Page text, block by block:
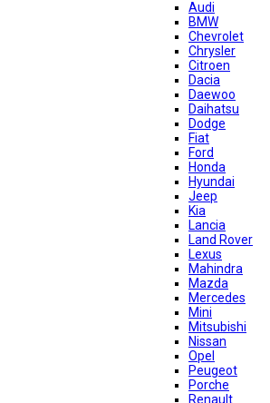
Audi
BMW
Chevrolet
Chrysler
Citroen
Dacia
Daewoo
Daihatsu
Dodge
Fiat
Ford
Honda
Hyundai
Jeep
Kia
Lancia
Land Rover
Lexus
Mahindra
Mazda
Mercedes
Mini
Mitsubishi
Nissan
Opel
Peugeot
Porche
Renault